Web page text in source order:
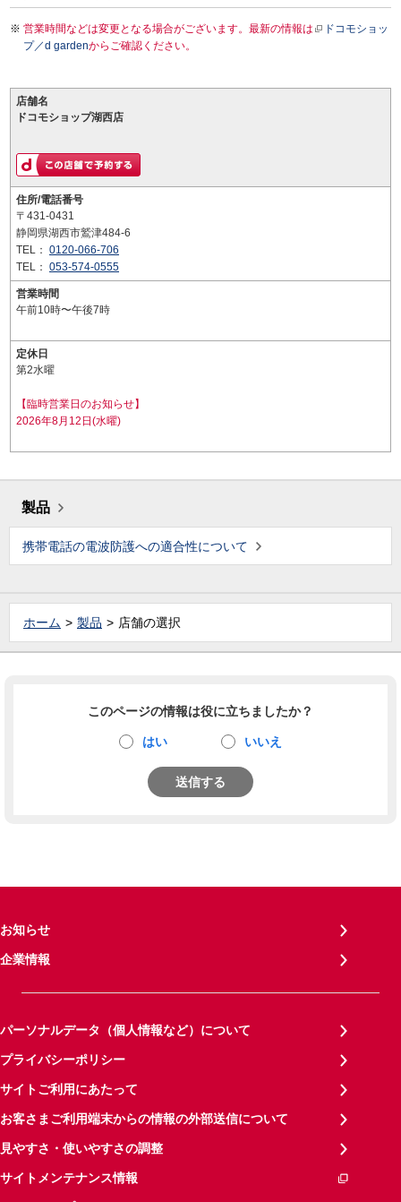
営業時間などは変更となる場合がございます。最新の情報は
ドコモショッ
プ／d gardenからご確認ください。
店舗名
ドコモショップ湖西店
住所/電話番号
〒431-0431
静岡県湖西市鷲津484-6
TEL： 0120-066-706
TEL： 053-574-0555
営業時間
午前10時〜午後7時
定休日
第2水曜
【臨時営業日のお知らせ】
2026年8月12日(水曜)
製品
携帯電話の電波防護への適合性について
ホーム 製品 店舗の選択
このページの情報は役に立ちましたか？
はい いいえ
送信する
お知らせ
企業情報
パーソナルデータ（個人情報など）について
プライバシーポリシー
サイトご利用にあたって
お客さまご利用端末からの情報の外部送信について
見やすさ・使いやすさの調整
サイトメンテナンス情報